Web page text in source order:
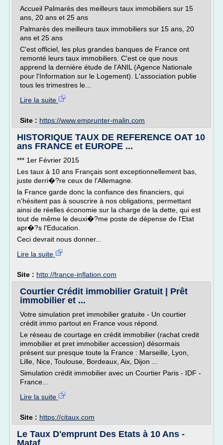
Accueil Palmarès des meilleurs taux immobiliers sur 15
ans, 20 ans et 25 ans
Palmarès des meilleurs taux immobiliers sur 15 ans, 20
ans et 25 ans
C'est officiel, les plus grandes banques de France ont
remonté leurs taux immobiliers. C'est ce que nous
apprend la dernière étude de l'ANIL (Agence Nationale
pour l'Information sur le Logement). L'association publie
tous les trimestres le...
Lire la suite
Site : https://www.emprunter-malin.com
HISTORIQUE TAUX DE REFERENCE OAT 10
ans FRANCE et EUROPE ...
*** 1er Février 2015
Les taux à 10 ans Français sont exceptionnellement bas,
juste derri�?re ceux de l'Allemagne.
la France garde donc la confiance des financiers, qui
n'hésitent pas à souscrire à nos obligations, permettant
ainsi de réelles économie sur la charge de la dette, qui est
tout de même le deuxi�?me poste de dépense de l'Etat
apr�?s l'Education.
Ceci devrait nous donner...
Lire la suite
Site : http://france-inflation.com
Courtier Crédit immobilier Gratuit | Prêt
immobilier et ...
Votre simulation pret immobilier gratuite - Un courtier
crédit immo partout en France vous répond.
Le réseau de courtage en crédit immobilier (rachat credit
immobilier et pret immobilier accession) désormais
présent sur presque toute la France : Marseille, Lyon,
Lille, Nice, Toulouse, Bordeaux, Aix, Dijon ...
Simulation crédit immobilier avec un Courtier Paris - IDF -
France...
Lire la suite
Site : https://citaux.com
Le Taux D'emprunt Des Etats à 10 Ans -
Mataf